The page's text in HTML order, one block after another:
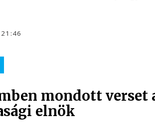
mondott verset
elnök